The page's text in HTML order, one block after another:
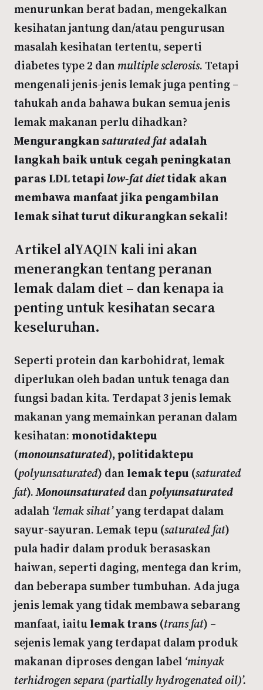
menurunkan berat badan, mengekalkan
kesihatan jantung dan/atau pengurusan
masalah kesihatan tertentu, seperti
diabetes type 2 danmultiple sclerosis. Tetapi
mengenali jenis-jenis lemak juga penting –
tahukah anda bahawa bukan semua jenis
lemak makanan perlu dihadkan?
Mengurangkansaturated fatadalah
langkah baik untuk cegah peningkatan
paras LDL tetapilow-fat diettidak akan
membawa manfaat jika pengambilan
lemak sihat turut dikurangkan sekali!
Artikel alYAQIN kali ini akan
menerangkan tentang peranan
lemak dalam diet – dan kenapa ia
penting untuk kesihatan secara
keseluruhan.
Seperti protein dan karbohidrat, lemak
diperlukan oleh badan untuk tenaga dan
fungsi badan kita. Terdapat 3 jenis lemak
makanan yang memainkan peranan dalam
kesihatan: monotidaktepu
(monounsaturated), politidaktepu
(polyunsaturated) danlemak tepu (saturated
fat).Monounsaturateddanpolyunsaturated
adalah ‘lemak sihat’yang terdapat dalam
sayur-sayuran. Lemak tepu (saturated fat)
pula hadir dalam produk berasaskan
haiwan, seperti daging, mentega dan krim,
dan beberapa sumber tumbuhan. Ada juga
jenis lemak yang tidak membawa sebarang
manfaat, iaitulemak trans (trans fat) –
sejenis lemak yang terdapat dalam produk
makanan diproses dengan label ‘minyak
terhidrogen separa (partially hydrogenated oil)’.